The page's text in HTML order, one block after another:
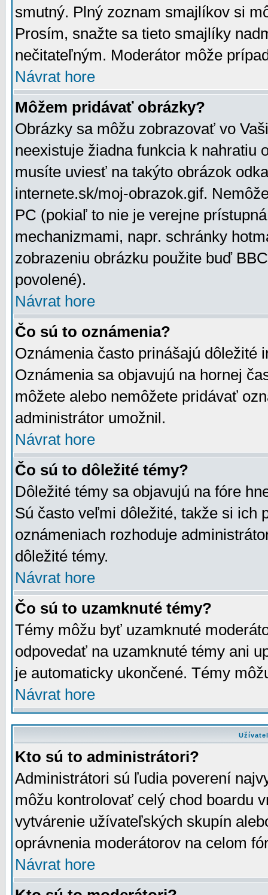
smutný. Plný zoznam smajlíkov si
Prosím, snažte sa tieto smajlíky
nečitateľným. Moderátor môže
Návrat hore
Môžem pridávať obrázky?
Obrázky sa môžu zobrazovať vo
neexistuje žiadna funkcia k nahratiu
musíte uviesť na takýto obrázok
internete.sk/moj-obrazok.gif.
PC (pokiaľ to nie je verejne
mechanizmami, napr. schránky
zobrazeniu obrázku použite buď
povolené).
Návrat hore
Čo sú to oznámenia?
Oznámenia často prinášajú dôležité
Oznámenia sa objavujú na hornej
môžete alebo nemôžete pridávať
administrátor umožnil.
Návrat hore
Čo sú to dôležité témy?
Dôležité témy sa objavujú na fóre
Sú často veľmi dôležité, takže si ich
oznámeniach rozhoduje
dôležité témy.
Návrat hore
Čo sú to uzamknuté témy?
Témy môžu byť uzamknuté
odpovedať na uzamknuté témy ani
je automaticky ukončené. Témy
Návrat hore
Kto sú to administrátori?
Administrátori sú ľudia poverení
môžu kontrolovať celý chod boardu
vytvárenie užívateľských skupín
oprávnenia moderátorov na celom
Návrat hore